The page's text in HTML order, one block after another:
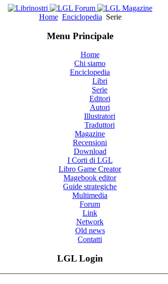
Home Enciclopedia Serie
Menu Principale
Home
Chi siamo
Enciclopedia
Libri
Serie
Editori
Autori
Illustratori
Traduttori
Magazine
Recensioni
Download
I Corti di LGL
Libro Game Creator
Magebook editor
Guide strategiche
Multimedia
Forum
Link
Network
Old news
Contatti
LGL Login